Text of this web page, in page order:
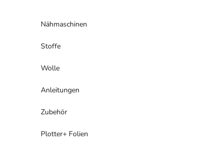
Nähmaschinen
Stoffe
Wolle
Anleitungen
Zubehör
Plotter+ Folien